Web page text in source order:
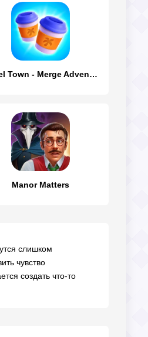
Travel Town - Merge Adventure
Manor Matters
слишком
чувство
создать что-то